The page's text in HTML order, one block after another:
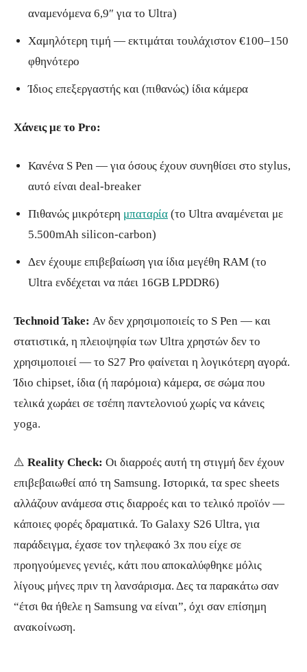
αναμενόμενα 6,9″ για το Ultra)
Χαμηλότερη τιμή — εκτιμάται τουλάχιστον €100–150
φθηνότερο
Ίδιος επεξεργαστής και (πιθανώς) ίδια κάμερα
Χάνεις με το Pro:
Κανένα S Pen — για όσους έχουν συνηθίσει στο stylus,
αυτό είναι deal-breaker
Πιθανώς μικρότερη μπαταρία (το Ultra αναμένεται με
5.500mAh silicon-carbon)
Δεν έχουμε επιβεβαίωση για ίδια μεγέθη RAM (το
Ultra ενδέχεται να πάει 16GB LPDDR6)
Technoid Take: Αν δεν χρησιμοποιείς το S Pen — και
στατιστικά, η πλειοψηφία των Ultra χρηστών δεν το
χρησιμοποιεί — το S27 Pro φαίνεται η λογικότερη αγορά.
Ίδιο chipset, ίδια (ή παρόμοια) κάμερα, σε σώμα που
τελικά χωράει σε τσέπη παντελονιού χωρίς να κάνεις
yoga.
⚠️ Reality Check: Οι διαρροές αυτή τη στιγμή δεν έχουν
επιβεβαιωθεί από τη Samsung. Ιστορικά, τα spec sheets
αλλάζουν ανάμεσα στις διαρροές και το τελικό προϊόν —
κάποιες φορές δραματικά. Το Galaxy S26 Ultra, για
παράδειγμα, έχασε τον τηλεφακό 3x που είχε σε
προηγούμενες γενιές, κάτι που αποκαλύφθηκε μόλις
λίγους μήνες πριν τη λανσάρισμα. Δες τα παρακάτω σαν
“έτσι θα ήθελε η Samsung να είναι”, όχι σαν επίσημη
ανακοίνωση.